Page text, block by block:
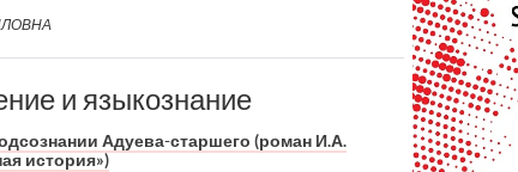
и языкознание
Адуева-старшего (роман И.А.
история»)